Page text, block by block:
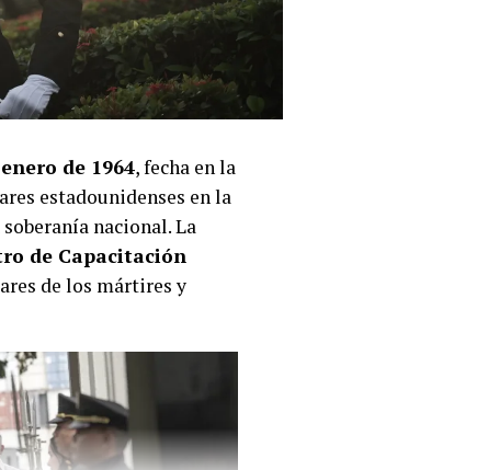
de 1964, fecha en la
estadounidenses en la
nacional. La
de Capacitación
de los mártires y